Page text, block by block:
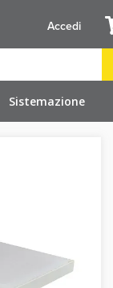
Sistemazione
Accedi